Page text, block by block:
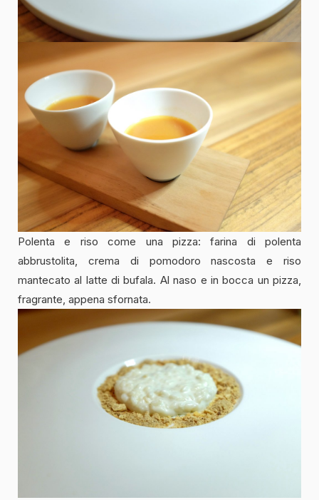
Polenta e riso come una pizza: farina di polenta
abbrustolita, crema di pomodoro nascosta e riso
mantecato al latte di bufala. Al naso e in bocca un pizza,
fragrante, appena sfornata.